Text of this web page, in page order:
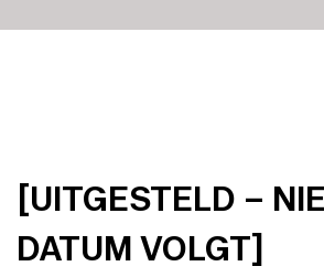
[UITGESTELD –
DATUM VOLGT]